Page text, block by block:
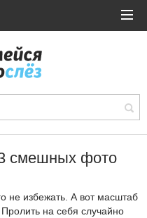
смешных фото
не избежать. А вот масштаб
на себя случайно